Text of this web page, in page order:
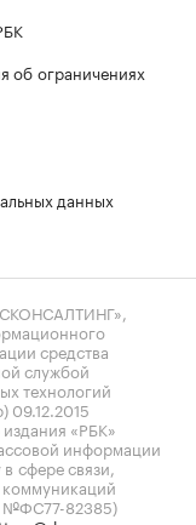
об ограничениях
данных
средства
службой
технологий
09.12.2015
«РБК»
информации
сфере связи,
№ФС77-82385)